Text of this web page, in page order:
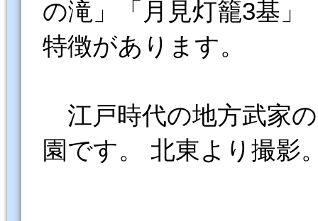
の滝」「月見灯籠3基
特徴があります。
江戸時代の地方武家
園です。 北東より撮影